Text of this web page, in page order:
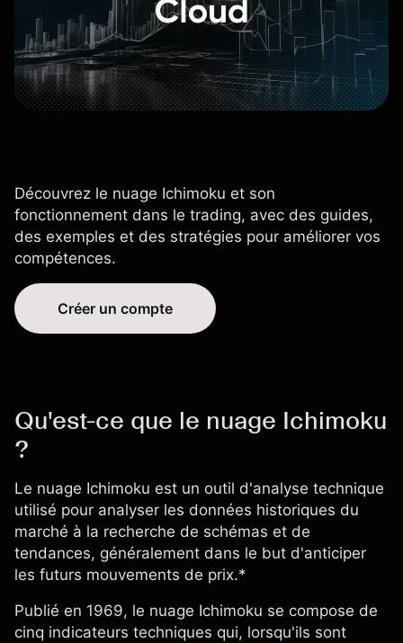
Découvrez le nuage Ichimoku et son
fonctionnement dans le trading, avec des guides,
des exemples et des stratégies pour améliorer vos
compétences.
Créer un compte
Qu'est-ce que le nuage Ichimoku
?
Le nuage Ichimoku est un outil d'analyse technique
utilisé pour analyser les données historiques du
marché à la recherche de schémas et de
tendances, généralement dans le but d'anticiper
les futurs mouvements de prix.*
Publié en 1969, le nuage Ichimoku se compose de
cinq indicateurs techniques qui, lorsqu'ils sont